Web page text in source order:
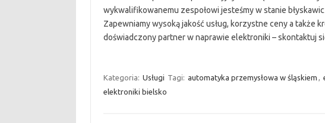
wykwalifikowanemu zespołowi jesteśmy w stanie
Zapewniamy wysoką jakość usług, korzystne ceny a także
doświadczony partner w naprawie elektroniki – skontaktuj
Kategoria: Usługi Tagi: automatyka przemysłowa w śląskiem ,
elektroniki bielsko